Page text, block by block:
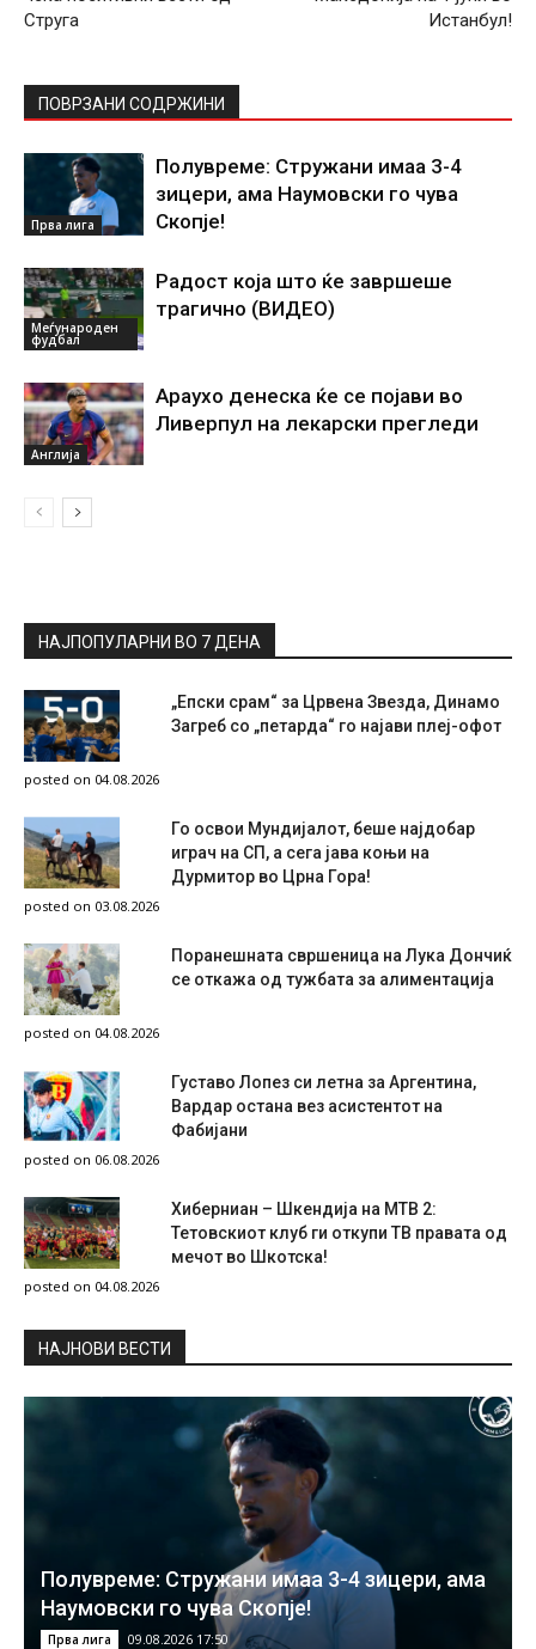
Струга
Истанбул!
ПОВРЗАНИ СОДРЖИНИ
Прва лига
Полувреме: Стружани имаа 3-4
зицери, ама Наумовски го чува
Скопје!
Меѓународен
фудбал
Радост која што ќе завршеше
трагично (ВИДЕО)
Англија
Араухо денеска ќе се појави во
Ливерпул на лекарски прегледи
НАЈПОПУЛАРНИ ВО 7 ДЕНА
„Епски срам“ за Црвена Звезда, Динамо
Загреб со „петарда“ го најави плеј-офот
posted on 04.08.2026
Го освои Мундијалот, беше најдобар
играч на СП, а сега јава коњи на
Дурмитор во Црна Гора!
posted on 03.08.2026
Поранешната свршеница на Лука Дончиќ
се откажа од тужбата за алиментација
posted on 04.08.2026
Густаво Лопез си летна за Аргентина,
Вардар остана вез асистентот на
Фабијани
posted on 06.08.2026
Хиберниан – Шкендија на МТВ 2:
Тетовскиот клуб ги откупи ТВ правата од
мечот во Шкотска!
posted on 04.08.2026
НAЈНОВИ ВЕСТИ
Полувреме: Стружани имаа 3-4 зицери, ама
Наумовски го чува Скопје!
Прва лига 09.08.2026 17:50